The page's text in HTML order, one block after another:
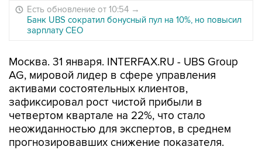
Есть обновление от 10:54 →
Банк UBS сократил бонусный пул на 10%, но повысил
зарплату CEO
Москва. 31 января. INTERFAX.RU - UBS Group
AG, мировой лидер в сфере управления
активами состоятельных клиентов,
зафиксировал рост чистой прибыли в
четвертом квартале на 22%, что стало
неожиданностью для экспертов, в среднем
прогнозировавших снижение показателя.